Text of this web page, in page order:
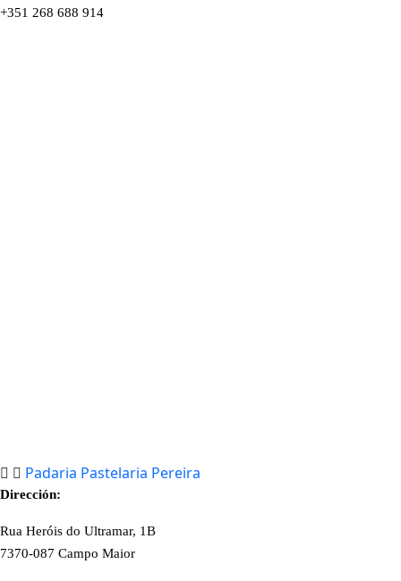
+351 268 688 914
Padaria Pastelaria Pereira
Dirección:
Rua Heróis do Ultramar, 1B
7370-087 Campo Maior